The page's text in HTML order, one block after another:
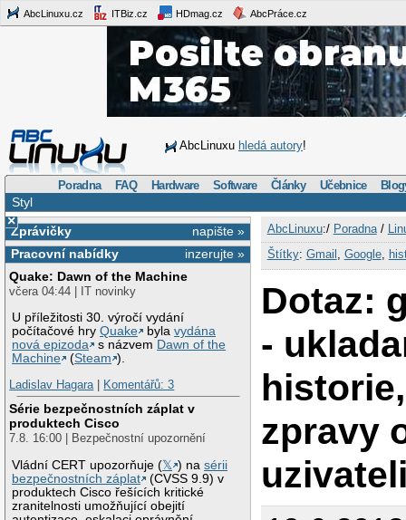
AbcLinuxu.cz ITBiz.cz HDmag.cz AbcPráce.cz
AbcLinuxu hledá autory!
Poradna FAQ Hardware Software Články Učebnice
Styl
×
napište »
Zprávičky
inzerujte »
Pracovní nabídky
Quake: Dawn of the Machine
včera 04:44 | IT novinky
U příležitosti 30. výročí vydání
počítačové hryQuake bylavydána
nová epizoda
s názvem Dawn of the
Machine
(Steam ).
Ladislav Hagara| Komentářů: 3
Série bezpečnostních záplat v
produktech Cisco
7.8. 16:00 | Bezpečnostní upozornění
Vládní CERT upozorňuje (𝕏 ) nasérii
bezpečnostních záplat
(CVSS 9.9) v
produktech Cisco řešících kritické
zranitelnosti umožňující obejití
AbcLinuxu:/ Poradna/
Štítky: Gmail Google,
Dotaz:
-
zpravy